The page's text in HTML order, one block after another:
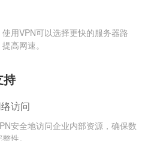
用VPN可以选择更快的服务器路
高网速。
持
访问
安全地访问企业内部资源，确保数
性。